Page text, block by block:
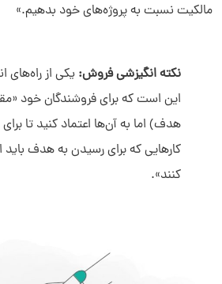
مالکیت نسبت به پروژه‌های خود بدهیم.»
نکته انگیزشی فروش: یکی از راه‌های
این است که برای فروشندگان خود
هدف) اما به آن‌ها اعتماد کنید تا
کارهایی که برای رسیدن به هدف باید
کنند».